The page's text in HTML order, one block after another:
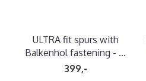
ULTRA fit spurs with
Balkenhol fastening - ...
399,-